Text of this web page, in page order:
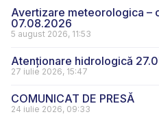
Avertizare meteorologica –
07.08.2026
5 august 2026, 11:53
Atenționare hidrologică
27 iulie 2026, 15:47
COMUNICAT DE PRESĂ
24 iulie 2026, 09:33